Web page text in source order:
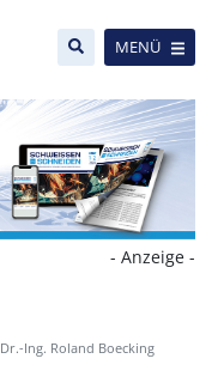
MENÜ
- Anzeige -
Dr.-Ing. Roland Boecking